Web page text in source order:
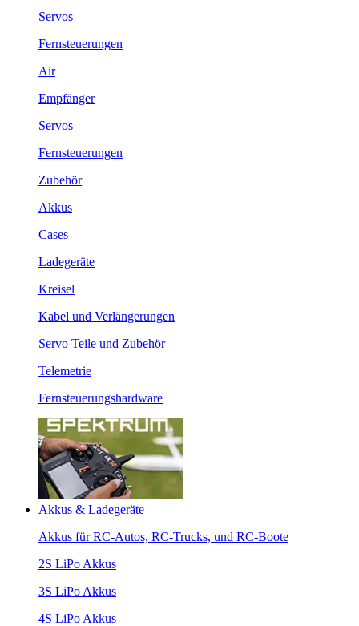
Servos
Fernsteuerungen
Air
Empfänger
Servos
Fernsteuerungen
Zubehör
Akkus
Cases
Ladegeräte
Kreisel
Kabel und Verlängerungen
Servo Teile und Zubehör
Telemetrie
Fernsteuerungshardware
Akkus & Ladegeräte
Akkus für RC-Autos, RC-Trucks, und RC-Boote
2S LiPo Akkus
3S LiPo Akkus
4S LiPo Akkus